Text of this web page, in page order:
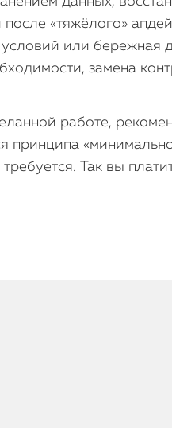
«тяжёлого»
или бережная
замена
работе,
Так вы